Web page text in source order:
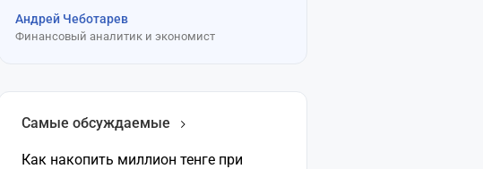
Андрей Чеботарев
Финансовый аналитик и экономист
Самые обсуждаемые
Как накопить миллион тенге при